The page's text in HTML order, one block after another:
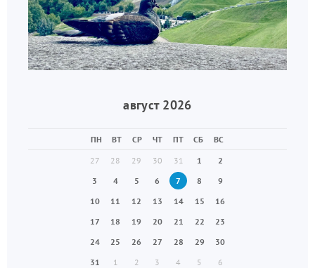
август 2026
ПН ВТ СР ЧТ ПТ СБ
ВС
27
28 29 30 31 1
2
3
4 5 6 7 8
9
10
11 12 13 14 15
16
17
18 19 20 21 22
23
24
25 26 27 28 29
30
31
1 2 3 4 5 6